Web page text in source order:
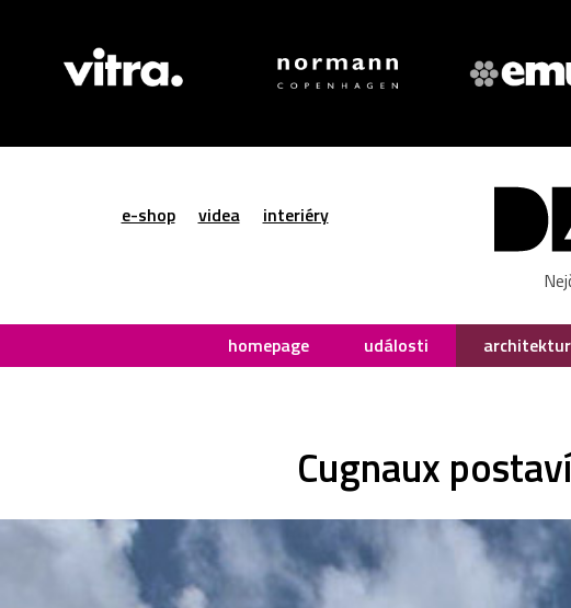
e-shop videa interiéry
homepage události
Cugnaux